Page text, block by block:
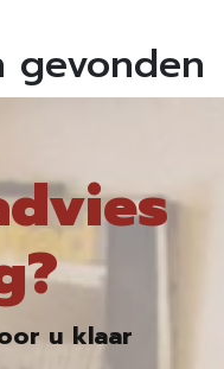
gevonden
u klaar